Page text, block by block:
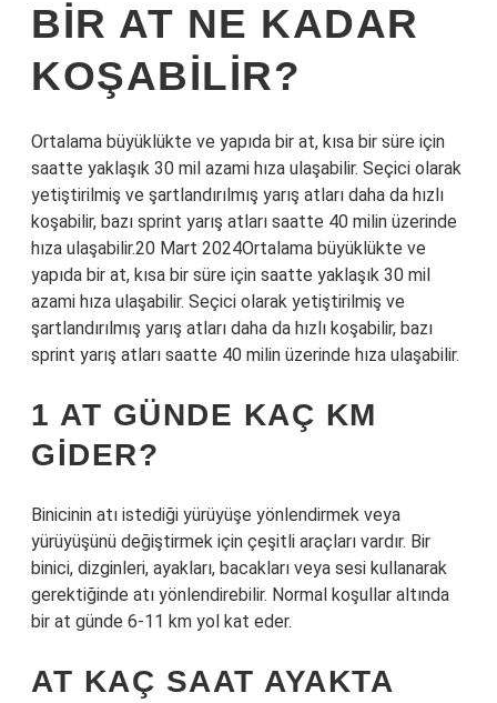
BIR AT NE KADAR
KOŞABILIR?
Ortalama büyüklükte ve yapıda bir at, kısa bir süre için
saatte yaklaşık 30 mil azami hıza ulaşabilir. Seçici olarak
yetiştirilmiş ve şartlandırılmış yarış atları daha da hızlı
koşabilir, bazı sprint yarış atları saatte 40 milin üzerinde
hıza ulaşabilir.20 Mart 2024Ortalama büyüklükte ve
yapıda bir at, kısa bir süre için saatte yaklaşık 30 mil
azami hıza ulaşabilir. Seçici olarak yetiştirilmiş ve
şartlandırılmış yarış atları daha da hızlı koşabilir, bazı
sprint yarış atları saatte 40 milin üzerinde hıza ulaşabilir.
1 AT GÜNDE KAÇ KM
GIDER?
Binicinin atı istediği yürüyüşe yönlendirmek veya
yürüyüşünü değiştirmek için çeşitli araçları vardır. Bir
binici, dizginleri, ayakları, bacakları veya sesi kullanarak
gerektiğinde atı yönlendirebilir. Normal koşullar altında
bir at günde 6-11 km yol kat eder.
AT KAÇ SAAT AYAKTA